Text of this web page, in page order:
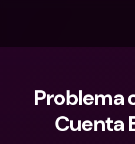
Problema
Cuenta